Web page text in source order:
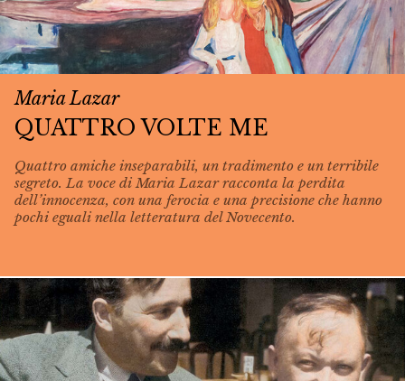
Maria Lazar
QUATTRO VOLTE ME
Quattro amiche inseparabili, un tradimento e un terribile
segreto. La voce di Maria Lazar racconta la perdita
dell’innocenza, con una ferocia e una precisione che hanno
pochi eguali nella letteratura del Novecento.